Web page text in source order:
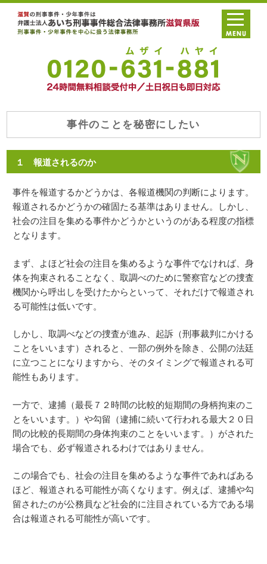
事件のことを秘密にしたい
１ 報道されるのか
事件を報道するかどうかは、各報道機関の判断によります。
報道されるかどうかの確固たる基準はありません。しかし、
社会の注目を集める事件かどうかというのがある程度の指標
となります。
まず、よほど社会の注目を集めるような事件でなければ、身
体を拘束されることなく、取調べのために警察官などの捜査
機関から呼出しを受けたからといって、それだけで報道され
る可能性は低いです。
しかし、取調べなどの捜査が進み、起訴（刑事裁判にかける
ことをいいます）されると、一部の例外を除き、公開の法廷
に立つことになりますから、そのタイミングで報道される可
能性もあります。
一方で、逮捕（最長７２時間の比較的短期間の身柄拘束のこ
とをいいます。）や勾留（逮捕に続いて行われる最大２０日
間の比較的長期間の身体拘束のことをいいます。）がされた
場合でも、必ず報道されるわけではありません。
この場合でも、社会の注目を集めるような事件であればある
ほど、報道される可能性が高くなります。例えば、逮捕や勾
留されたのが公務員など社会的に注目されている方である場
合は報道される可能性が高いです。